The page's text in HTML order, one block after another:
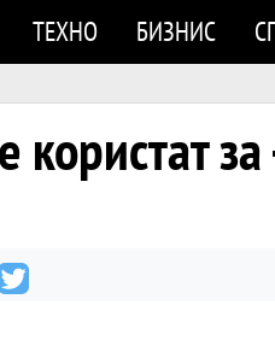
ТЕХНО БИЗНИС
за